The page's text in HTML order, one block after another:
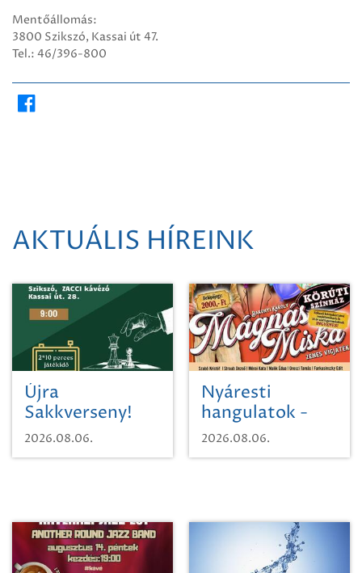
Mentőállomás:
3800 Szikszó, Kassai út 47.
Tel.: 46/396-800
AKTUÁLIS HÍREINK
Újra
Sakkverseny!
2026.08.06.
Nyáresti
hangulatok -
Mágnás Miska
2026.08.06.